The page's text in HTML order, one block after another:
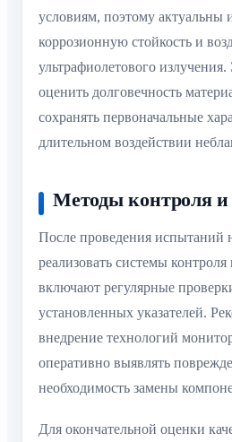
условиям, поэтому актуальны
коррозионную стойкость и
ультрафиолетового
оценить долговечность
сохранять первоначальные
длительном воздействии
Методы контроля
После проведения испытаний
реализовать системы контроля
включают регулярные
установленных указателей.
внедрение технологий
оперативно выявлять
необходимость замены
Для окончательной оценки